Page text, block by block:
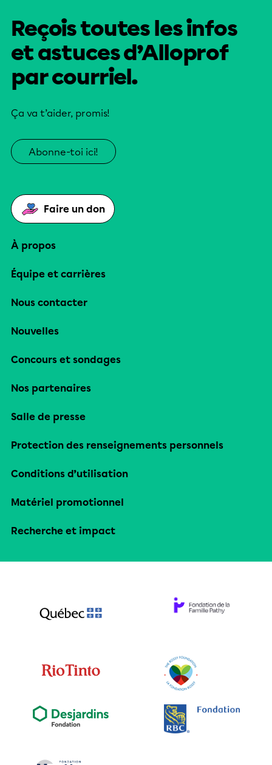
Reçois toutes les infos
et astuces d’Alloprof
par courriel.
Ça va t’aider, promis!
Abonne-toi ici!
Faire un don
À propos
Équipe et carrières
Nous contacter
Nouvelles
Concours et sondages
Nos partenaires
Salle de presse
Protection des renseignements personnels
Conditions d’utilisation
Matériel promotionnel
Recherche et impact